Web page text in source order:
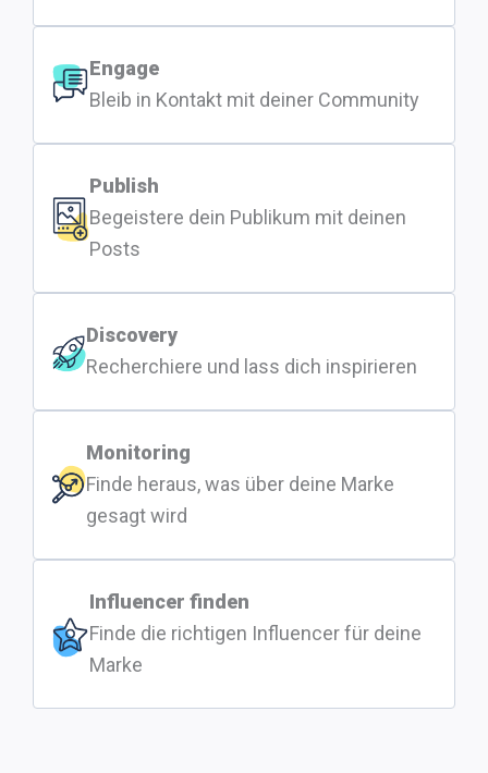
Engage
Bleib in Kontakt mit deiner Community
Publish
Begeistere dein Publikum mit deinen
Posts
Discovery
Recherchiere und lass dich inspirieren
Monitoring
Finde heraus, was über deine Marke
gesagt wird
Influencer finden
Finde die richtigen Influencer für deine
Marke